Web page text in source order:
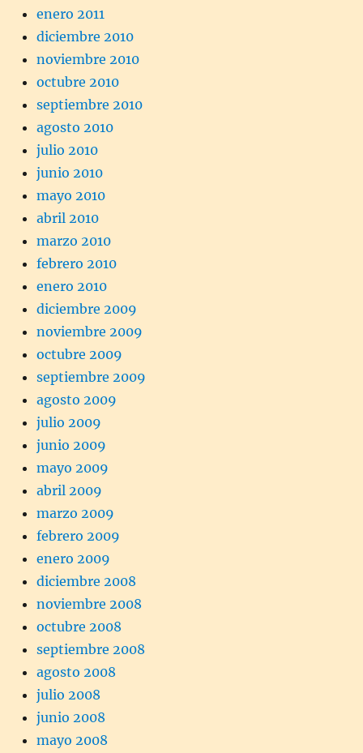
enero 2011
diciembre 2010
noviembre 2010
octubre 2010
septiembre 2010
agosto 2010
julio 2010
junio 2010
mayo 2010
abril 2010
marzo 2010
febrero 2010
enero 2010
diciembre 2009
noviembre 2009
octubre 2009
septiembre 2009
agosto 2009
julio 2009
junio 2009
mayo 2009
abril 2009
marzo 2009
febrero 2009
enero 2009
diciembre 2008
noviembre 2008
octubre 2008
septiembre 2008
agosto 2008
julio 2008
junio 2008
mayo 2008